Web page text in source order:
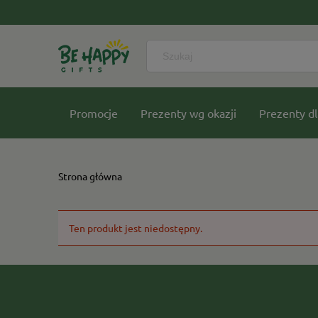
Promocje Prezenty wg okazji Prezenty
Strona główna
Ten produkt jest niedostępny.